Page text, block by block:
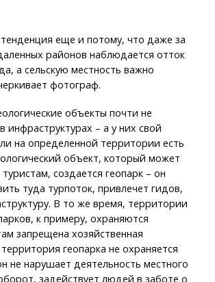
тенденция еще и потому, что даже за
районов наблюдается отток
а сельскую местность важно
фотограф.
объекты почти не
инфраструктурах – а у них свой
на определенной территории есть
объект, который может
создается геопарк – он
туда турпоток, привлечет гидов,
В то же время, территории
к примеру, охраняются
запрещена хозяйственная
геопарка не охраняется
не нарушает деятельность местного
задействует людей в заботе о